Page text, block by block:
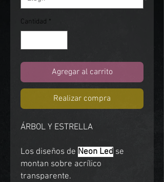
Cantidad *
Agregar al carrito
Realizar compra
ÁRBOL Y ESTRELLA
Los diseños de Neon Led se
montan sobre acrílico
transparente.